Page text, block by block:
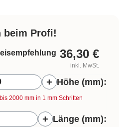
beim Profi!
36,30 €
inkl. MwSt.
+ Höhe (mm):
2000 mm in 1 mm Schritten
+ Länge (mm):